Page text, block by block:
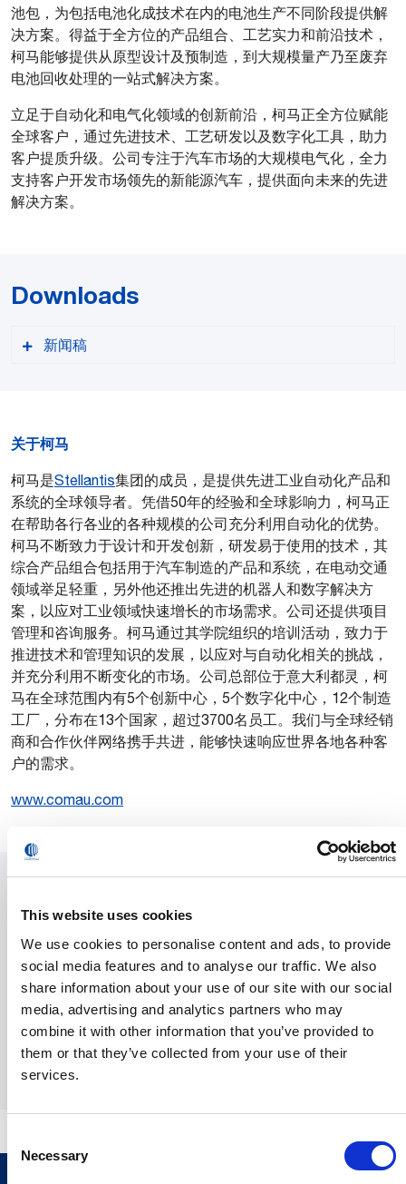
This website uses cookies
We use cookies to personalise content and ads, to provide
social media features and to analyse our traffic. We also
share information about your use of our site with our social
media, advertising and analytics partners who may
combine it with other information that you’ve provided to
them or that they’ve collected from your use of their
services.
Selection
Necessary
池包，为包括电池化成技术在内的电池生产不同阶段提供解
决方案。得益于全方位的产品组合、工艺实力和前沿技术，
柯马能够提供从原型设计及预制造，到大规模量产乃至废弃
电池回收处理的一站式解决方案。
立足于自动化和电气化领域的创新前沿，柯马正全方位赋能
全球客户，通过先进技术、工艺研发以及数字化工具，助力
客户提质升级。公司专注于汽车市场的大规模电气化，全力
支持客户开发市场领先的新能源汽车，提供面向未来的先进
解决方案。
Downloads
新闻稿
PDF格式
关于柯马
柯马是Stellantis集团的成员，是提供先进工业自动化产品和
系统的全球领导者。凭借50年的经验和全球影响力，柯马正
在帮助各行各业的各种规模的公司充分利用自动化的优势。
柯马不断致力于设计和开发创新，研发易于使用的技术，其
综合产品组合包括用于汽车制造的产品和系统，在电动交通
领域举足轻重，另外他还推出先进的机器人和数字解决方
案，以应对工业领域快速增长的市场需求。公司还提供项目
管理和咨询服务。柯马通过其学院组织的培训活动，致力于
推进技术和管理知识的发展，以应对与自动化相关的挑战，
并充分利用不断变化的市场。公司总部位于意大利都灵，柯
马在全球范围内有5个创新中心，5个数字化中心，12个制造
工厂，分布在13个国家，超过3700名员工。我们与全球经销
商和合作伙伴网络携手共进，能够快速响应世界各地各种客
户的需求。
www.comau.com
媒体合作
您可以在下方输入您的联系方式，与我们的新闻办公室和媒
体区经理取得联系。
发送